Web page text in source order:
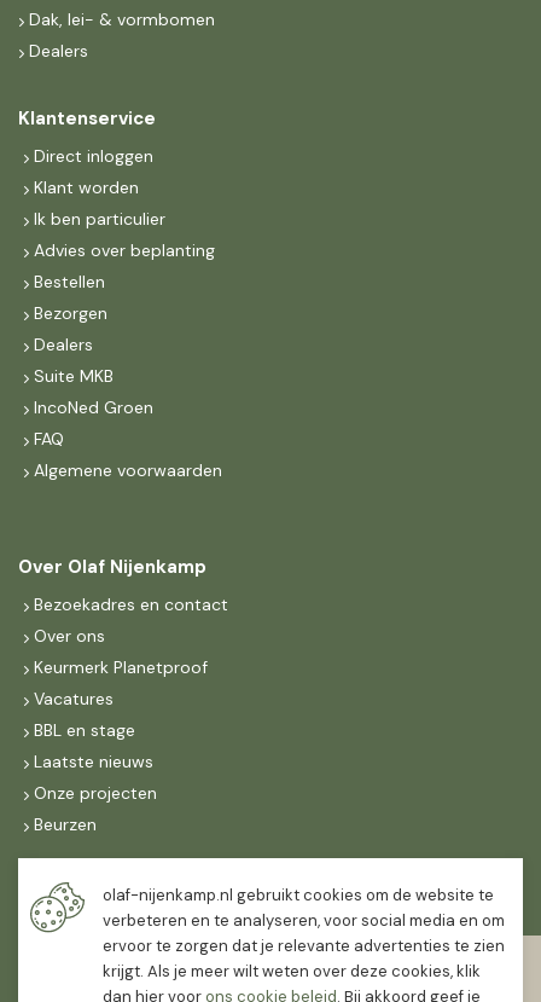
Dak, lei- & vormbomen
Dealers
Klantenservice
Direct inloggen
Klant worden
Ik ben particulier
Advies over beplanting
Bestellen
Bezorgen
Dealers
Suite MKB
IncoNed Groen
FAQ
Algemene voorwaarden
Over Olaf Nijenkamp
Bezoekadres en contact
Over ons
Keurmerk Planetproof
Vacatures
BBL en stage
Laatste nieuws
Onze projecten
Beurzen
Maandag t/m vrijdag
07:30-
16:30
12:00
olaf-nijenkamp.nl gebruikt cookies om de website te
verbeteren en te analyseren, voor social media en om
ervoor te zorgen dat je relevante advertenties te zien
krijgt. Als je meer wilt weten over deze cookies, klik
dan hier voorons cookie beleid. Bij akkoord geef je